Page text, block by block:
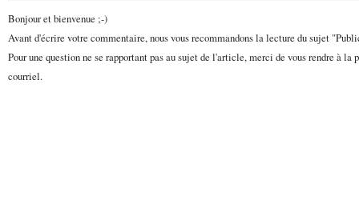
Bonjour et bienvenue ;-)
Avant d'écrire votre commentaire, nous vous recommandons la lecture du sujet
Pour une question ne se rapportant pas au sujet de l'article, merci de vous rendre à la
courriel.